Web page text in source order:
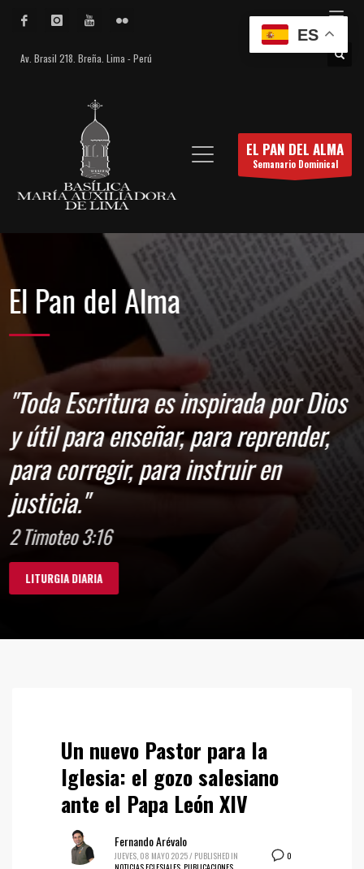
Av. Brasil 218. Breña. Lima - Perú
EL PAN DEL ALMA
Semanario Dominical
del Alma
Escritura es inspirada por Dios
para enseñar, para reprender,
corregir, para instruir en
3:16
DIARIA
Un nuevo Pastor para la
Iglesia: el gozo salesiano
ante el Papa León XIV
0
Fernando Arévalo
JUEVES, 08 MAYO 2025/ PUBLISHED IN
ES